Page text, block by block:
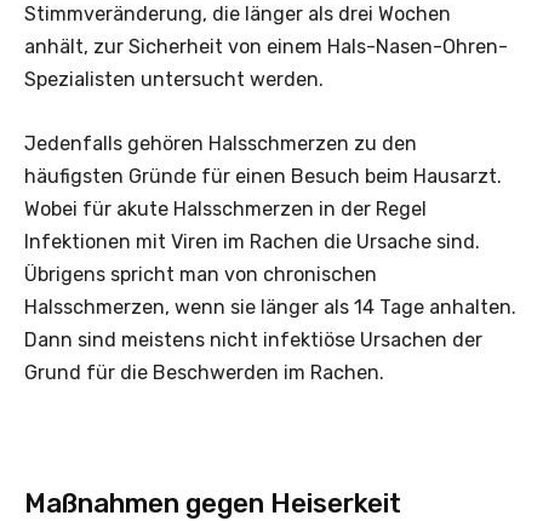
Stimmveränderung, die länger als drei Wochen
anhält, zur Sicherheit von einem Hals-Nasen-Ohren-
Spezialisten untersucht werden.
Jedenfalls gehören Halsschmerzen zu den
häufigsten Gründe für einen Besuch beim Hausarzt.
Wobei für akute Halsschmerzen in der Regel
Infektionen mit Viren im Rachen die Ursache sind.
Übrigens spricht man von chronischen
Halsschmerzen, wenn sie länger als 14 Tage anhalten.
Dann sind meistens nicht infektiöse Ursachen der
Grund für die Beschwerden im Rachen.
Maßnahmen gegen Heiserkeit